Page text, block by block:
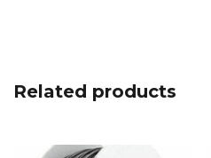
Related products